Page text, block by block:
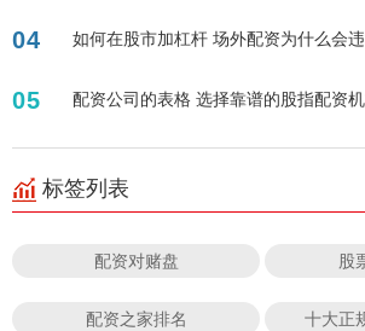
04 如何在股市加杠杆 场外配资为什么会
05 配资公司的表格 选择靠谱的股指配资
标签列表
配资对赌盘 股
配资之家排名 十大正